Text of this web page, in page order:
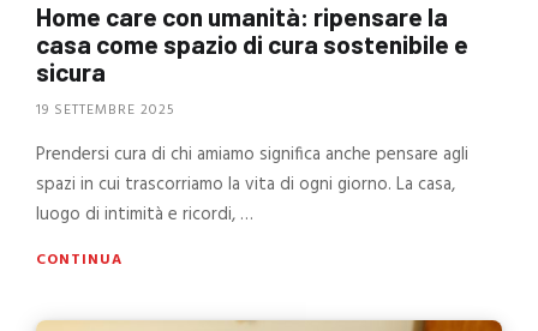
Home care con umanità: ripensare la
casa come spazio di cura sostenibile e
sicura
19 SETTEMBRE 2025
Prendersi cura di chi amiamo significa anche pensare agli
spazi in cui trascorriamo la vita di ogni giorno. La casa,
luogo di intimità e ricordi, …
CONTINUA